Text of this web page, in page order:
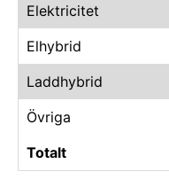
Elektricitet
Elhybrid
Laddhybrid
Övriga
Totalt